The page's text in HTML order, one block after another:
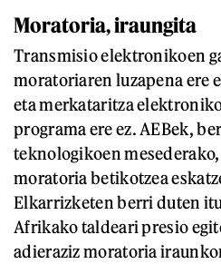
Moratoria, iraungita
Transmisio elektronikoen
moratoriaren luzapena ere
eta merkataritza
programa ere ez. AEBek,
teknologikoen
moratoria betikotzea
Elkarrizketen berri duten
Afrikako taldeari presio
adieraziz moratoria